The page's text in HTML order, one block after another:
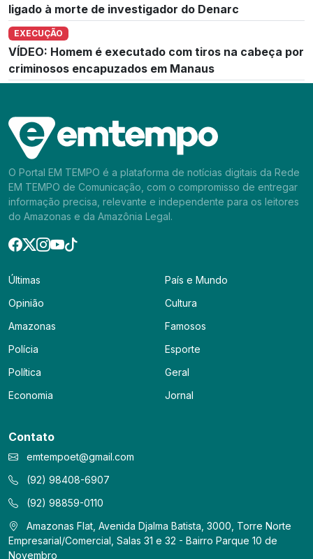
ligado à morte de investigador do Denarc
EXECUÇÃO
VÍDEO: Homem é executado com tiros na cabeça por
criminosos encapuzados em Manaus
O Portal EM TEMPO é a plataforma de notícias digitais da Rede
EM TEMPO de Comunicação, com o compromisso de entregar
informação precisa, relevante e independente para os leitores
do Amazonas e da Amazônia Legal.
Últimas
Opinião
Amazonas
Polícia
Política
Economia
País e Mundo
Cultura
Famosos
Esporte
Geral
Jornal
Contato
emtempoet@gmail.com
(92) 98408-6907
(92) 98859-0110
Amazonas Flat, Avenida Djalma Batista, 3000, Torre Norte
Empresarial/Comercial, Salas 31 e 32 - Bairro Parque 10 de
Novembro